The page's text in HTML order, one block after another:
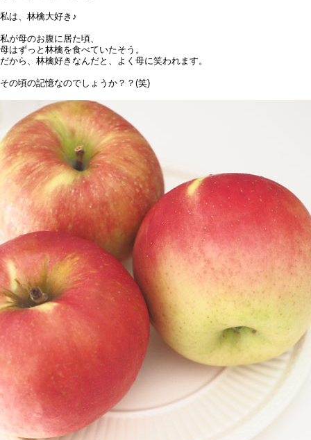
私は、林檎大好き♪
私が母のお腹に居た頃、
母はずっと林檎を食べていたそう。
だから、林檎好きなんだと、よく母に笑われます。
その頃の記憶なのでしょうか？？(笑)